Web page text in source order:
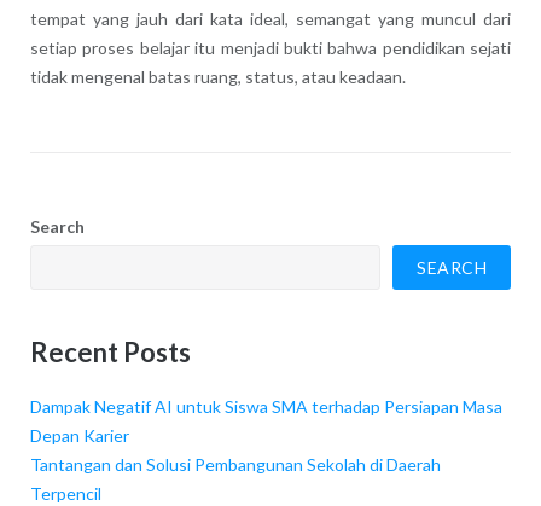
tempat yang jauh dari kata ideal, semangat yang muncul dari
setiap proses belajar itu menjadi bukti bahwa pendidikan sejati
tidak mengenal batas ruang, status, atau keadaan.
Search
SEARCH
Recent Posts
Dampak Negatif AI untuk Siswa SMA terhadap Persiapan Masa
Depan Karier
Tantangan dan Solusi Pembangunan Sekolah di Daerah
Terpencil